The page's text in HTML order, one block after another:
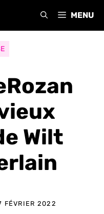
MENU
Wilt
FÉVRIER 2022